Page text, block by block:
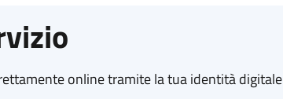
online tramite la tua identità digitale